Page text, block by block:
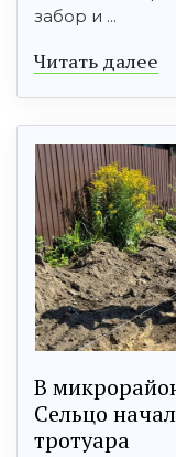
забор и ...
Читать далее
В
Сельцо
тротуара